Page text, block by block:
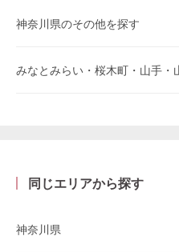
神奈川県のその他を探す
みなとみらい・桜木町・山手・
同じエリアから探す
神奈川県